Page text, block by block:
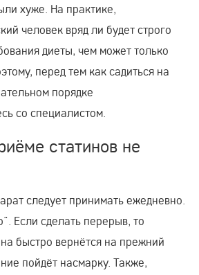
хуже. На практике,
человек вряд ли будет строго
диеты, чем может только
перед тем как садиться на
порядке
со специалистом.
статинов не
следует принимать ежедневно.
Если сделать перерыв, то
быстро вернётся на прежний
пойдёт насмарку. Также,